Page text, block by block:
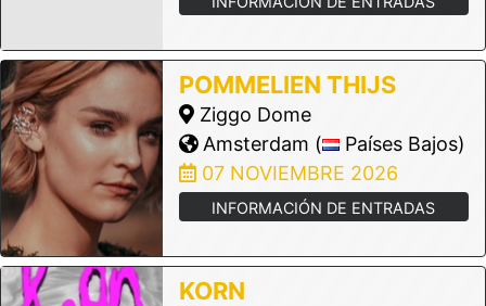
POMMELIEN THIJS
Ziggo Dome
Amsterdam (
Países Bajos)
07 NOVIEMBRE 2026
INFORMACIÓN DE ENTRADAS
KORN